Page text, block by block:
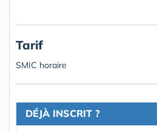
Tarif
SMIC horaire
DÉJÀ INSCRIT ?